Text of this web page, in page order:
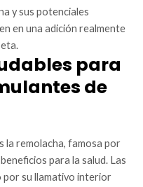
y sus potenciales
en una adición realmente
para
de
la remolacha, famosa por
para la salud. Las
por su llamativo interior